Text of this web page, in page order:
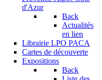
d'Azur
Back
Actualités
en lien
Librairie LPO PACA
Cartes de découverte
Expositions
Back